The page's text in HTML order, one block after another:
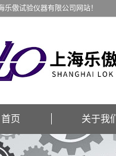
乐傲试验仪器有限公司网站！
首页 关于我们